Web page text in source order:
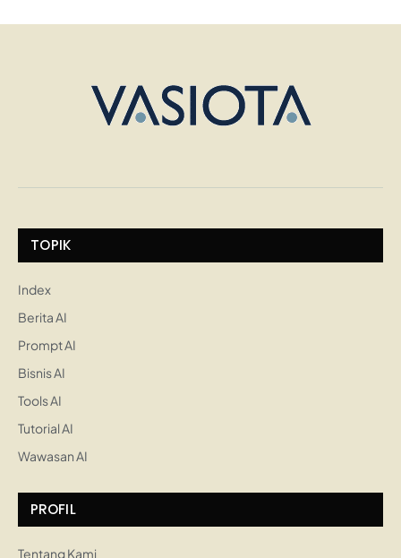
TOPIK
Index
Berita AI
Prompt AI
Bisnis AI
Tools AI
Tutorial AI
Wawasan AI
PROFIL
Tentang Kami